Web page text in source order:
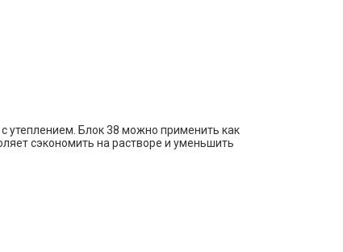
утеплением. Блок 38 можно применить как
сэкономить на растворе и уменьшить